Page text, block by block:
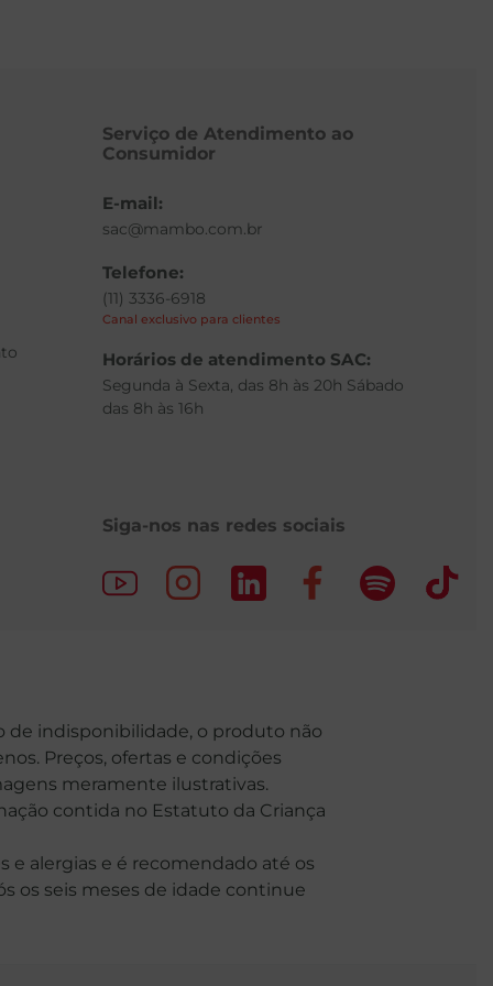
Serviço de Atendimento ao
Consumidor
E-mail:
sac@mambo.com.br
Telefone:
(11) 3336-6918
Canal exclusivo para clientes
Horários de atendimento SAC:
Segunda à Sexta, das 8h às 20h Sábado
das 8h às 16h
Siga-nos nas redes sociais
de indisponibilidade, o produto não
Preços, ofertas e condições
meramente ilustrativas.
contida no Estatuto da Criança
e alergias e é recomendado até os
os seis meses de idade continue